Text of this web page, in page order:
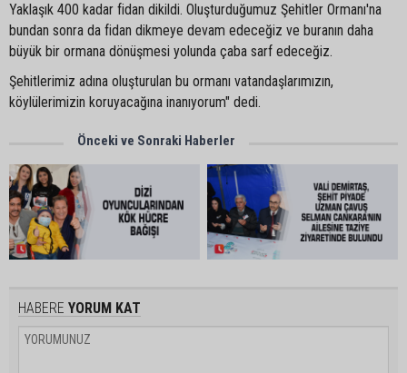
Yaklaşık 400 kadar fidan dikildi. Oluşturduğumuz Şehitler Ormanı'na
bundan sonra da fidan dikmeye devam edeceğiz ve buranın daha
büyük bir ormana dönüşmesi yolunda çaba sarf edeceğiz.
Şehitlerimiz adına oluşturulan bu ormanı vatandaşlarımızın,
köylülerimizin koruyacağına inanıyorum" dedi.
Önceki ve Sonraki Haberler
HABERE YORUM KAT